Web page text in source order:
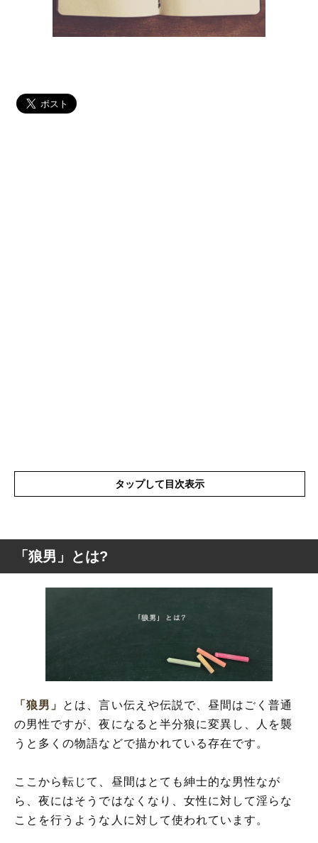
タップして目次表示
「狼男」とは?
「狼男」とは?
「狼男」
とは、言い伝えや伝説で、昼間はごく普通
の男性ですが、夜になると半分狼に変異し、人を襲
うと多くの物語などで描かれている存在です。
ここから転じて、昼間はとても紳士的な男性なが
ら、夜にはそうではなくなり、女性に対して淫らな
ことを行うような人に対して使われています。